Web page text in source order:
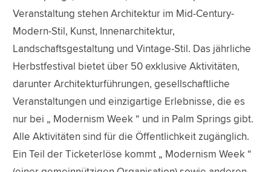
Veranstaltung stehen Architektur im Mid-Century-
Modern-Stil, Kunst, Innenarchitektur,
Landschaftsgestaltung und Vintage-Stil. Das jährliche
Herbstfestival bietet über 50 exklusive Aktivitäten,
darunter Architekturführungen, gesellschaftliche
Veranstaltungen und einzigartige Erlebnisse, die es
nur bei „ Modernism Week “ und in Palm Springs gibt.
Alle Aktivitäten sind für die Öffentlichkeit zugänglich.
Ein Teil der Ticketerlöse kommt „ Modernism Week “